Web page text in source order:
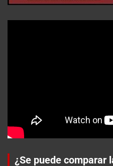
¿Se puede comparar